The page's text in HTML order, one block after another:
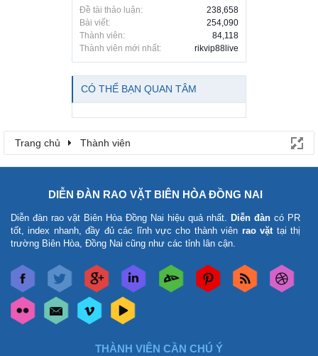
Đề tài thảo luận:
238,658
Bài viết:
254,090
Thành viên:
84,118
Thành viên mới nhất:
rikvip88live
CÓ THỂ BẠN QUAN TÂM
Trang chủ Thành viên
DIỄN ĐÀN RAO VẶT BIÊN HÒA ĐỒNG NAI
Diễn đàn rao vặt Biên Hòa Đồng Nai hiệu quả nhất. Diễn đàn có PR
tốt, index nhanh, đầy đủ các lĩnh vực cho thành viên rao vặttại thị
trường Biên Hòa, Đồng Nai cũng như các tỉnh lân cận.
THÀNH VIÊN CẦN CHÚ Ý